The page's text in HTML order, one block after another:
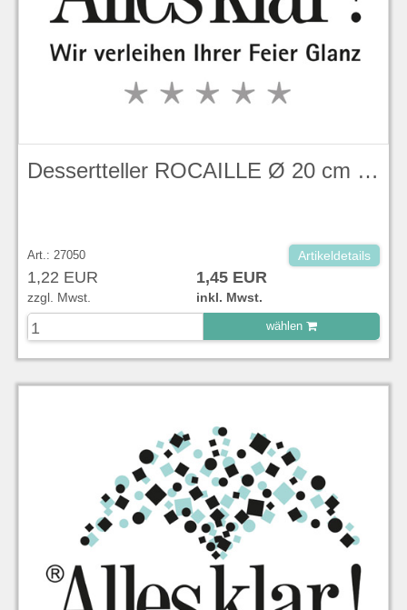
Dessertteller ROCAILLE Ø 20 cm KPM
Art.: 27050 Artikeldetails
1,22 EUR 1,45 EUR
zzgl. Mwst. inkl. Mwst.
wählen
zu Warenkorb hinzugefügt.